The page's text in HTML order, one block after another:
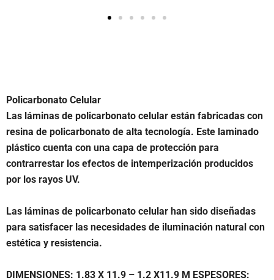
Policarbonato Celular
Las láminas de policarbonato celular están fabricadas con
resina de policarbonato de alta tecnología. Este laminado
plástico cuenta con una capa de protección para
contrarrestar los efectos de intemperización producidos
por los rayos UV.
Las láminas de policarbonato celular han sido diseñadas
para satisfacer las necesidades de iluminación natural con
estética y resistencia.
DIMENSIONES: 1.83 X 11.9 – 1.2 X11.9 M ESPESORES: